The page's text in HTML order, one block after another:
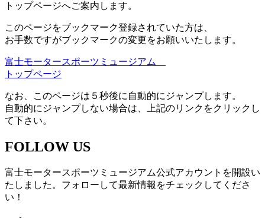
トップページへご案内します。
このページをブックマーク登録されていた方は、
お手数ですがブックマークの変更をお願いいたします。
富士モータースポーツミュージアム
トップページ
なお、このページは５秒後に自動的にジャンプします。
自動的にジャンプしない場合は、上記のリンクをクリックし
て下さい。
FOLLOW US
富士モータースポーツミュージアム公式アカウントを開設い
たしました。フォローして最新情報をチェックしてくださ
い！